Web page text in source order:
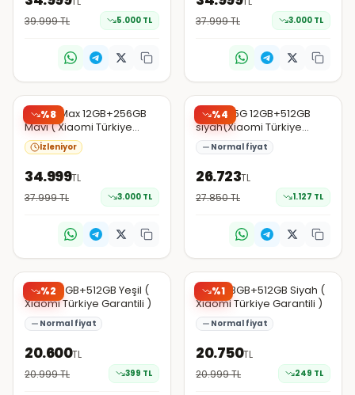
39.999TL 5.000 TL
37.999TL 3.000 TL
%8
Trendyol
X8 Pro Max 12GB+256GB
Mavi ( Xiaomi Türkiye
Garantili )
İzleniyor
34.999TL
37.999TL 3.000 TL
%4
Trendyol
M8 Pro 5G 12GB+512GB
siyah(Xiaomi Türkiye
Garantili)
Normal fiyat
26.723TL
27.850TL 1.127 TL
%2
Trendyol
M8 5G 8GB+512GB Yeşil (
Xiaomi Türkiye Garantili )
Normal fiyat
20.600TL
20.999TL 399 TL
%1
Trendyol
M8 5G 8GB+512GB Siyah (
Xiaomi Türkiye Garantili )
Normal fiyat
20.750TL
20.999TL 249 TL